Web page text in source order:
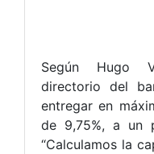
Según Hugo
directorio del
entregar en
de 9,75%, a un
“Calculamos la